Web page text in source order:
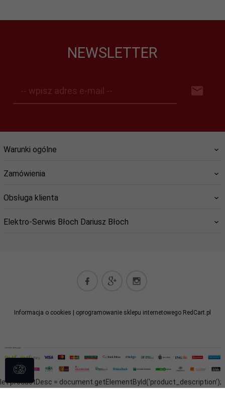
NEWSLETTER
-- wpisz adres e-mail --
Warunki ogólne
Zamówienia
Obsługa klienta
Elektro-Serwis Błoch Dariusz Błoch
Informacja o cookies oprogramowanie sklepu internetowego RedCart.pl
let productDesc = document.getElementById('product_description');